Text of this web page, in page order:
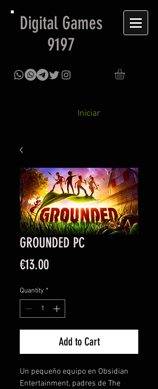
Digital Games
9197
Iniciar
GROUNDED PC
€13.00Price
Quantity *
Add to Cart
Un pequeño equipo en Obsidian
Entertainment, padres de The